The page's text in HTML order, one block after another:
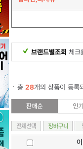
브랜드별조회 체크
총 28개의 상품이 등록